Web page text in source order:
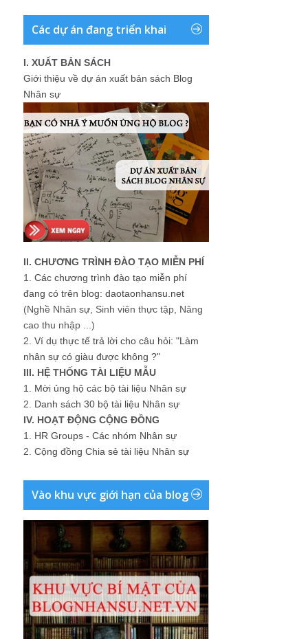
Các dự án đang triển khai
I. XUẤT BẢN SÁCH
Giới thiệu về dự án xuất bản sách Blog
Nhân sự
II. CHƯƠNG TRÌNH ĐÀO TẠO MIỄN PHÍ
1. Các chương trình đào tạo miễn phí
đang có trên blog: daotaonhansu.net
(Nghề Nhân sự, Sinh viên thực tập, Nâng
cao thu nhập ...)
2. Ví dụ thực tế trả lời cho câu hỏi: "Làm
nhân sự có giàu được không ?"
III. HỆ THỐNG TÀI LIỆU MẪU
1. Mời ủng hộ các bộ tài liệu Nhân sự
2. Danh sách 30 bộ tài liệu Nhân sự
IV. HOẠT ĐỘNG CỘNG ĐỒNG
1. HR Groups - Các nhóm Nhân sự
2. Cộng đồng Chia sẻ tài liệu Nhân sự
Vào khu vực giới hạn của blog